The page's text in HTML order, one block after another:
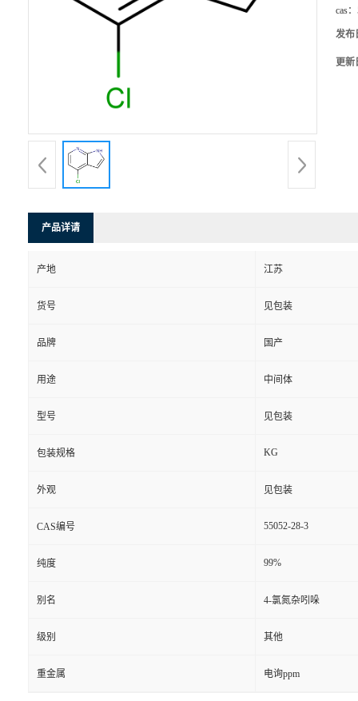
cas：
发布
更新
产品详请
产地 江苏
货号 见包装
品牌 国产
用途 中间体
型号 见包装
包装规格 KG
外观 见包装
CAS编号 55052-28-3
纯度 99%
别名 4-氯氮杂吲哚
级别 其他
重金属 电询ppm